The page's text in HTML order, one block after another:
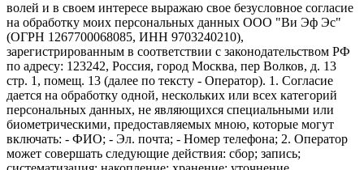
волей и в своем интересе выражаю свое безусловное согласие
на обработку моих персональных данных ООО "Ви Эф Эс"
(ОГРН 1267700068085, ИНН 9703240210),
зарегистрированным в соответствии с законодательством РФ
по адресу: 123242, Россия, город Москва, пер Волков, д. 13
стр. 1, помещ. 13 (далее по тексту - Оператор). 1. Согласие
дается на обработку одной, нескольких или всех категорий
персональных данных, не являющихся специальными или
биометрическими, предоставляемых мною, которые могут
включать: - ФИО; - Эл. почта; - Номер телефона; 2. Оператор
может совершать следующие действия: сбор; запись;